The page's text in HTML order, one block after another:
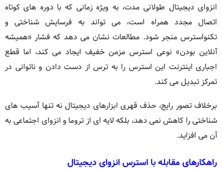
انزوای دیجیتال طولانی مدت، به ویژه زمانی که با دوره های کوتاه
اتصال مجدد همراه است، می تواند به فرسایش شناختی و
تکنواسترس منجر شود. مطالعات نشان می دهد که فشار «همیشه
آنلاین بودن» نوعی استرس مزمن خفیف ایجاد می کند، اما قطع
اجباری اینترنت این استرس را به ترس از دست دادن و ناتوانی در
تمرکز تبدیل می کند.
برخلاف تصور رایج، حذف قهری ابزارهای دیجیتال نه تنها آسیب های
شناختی را کاهش نمی دهد، بلکه لایه ای از تروما و انزوای اجتماعی به
آن می افزاید.
راهکارهای مقابله با استرس انزوای دیجیتال